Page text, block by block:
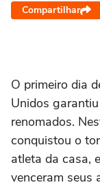
Compartilhar
O primeiro dia
Unidos
renomados.
conquistou o
atleta da casa,
venceram seus